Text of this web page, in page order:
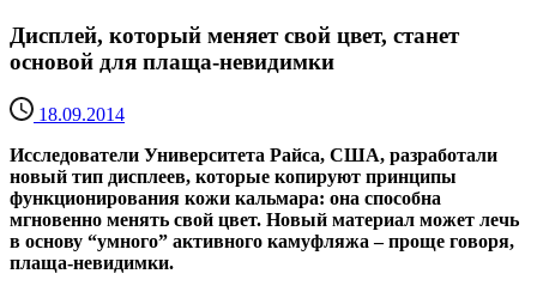
Дисплей, который меняет свой цвет, станет
основой для плаща-невидимки
18.09.2014
Исследователи Университета Райса, США, разработали
новый тип дисплеев, которые копируют принципы
функционирования кожи кальмара: она способна
мгновенно менять свой цвет. Новый материал может лечь
в основу “умного” активного камуфляжа – проще говоря,
плаща-невидимки.